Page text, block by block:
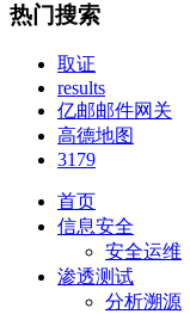
热门搜索
取证
results
亿邮邮件网关
高德地图
3179
首页
信息安全
安全运维
渗透测试
分析溯源